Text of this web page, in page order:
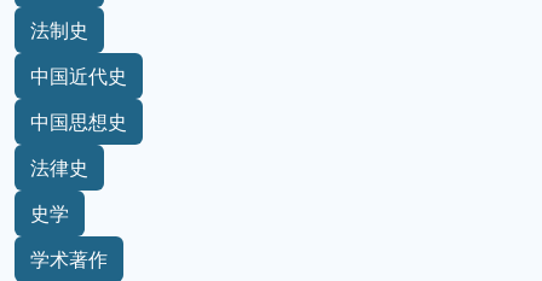
法制史
中国近代史
中国思想史
法律史
史学
学术著作